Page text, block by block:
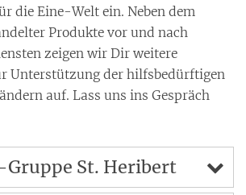
die Eine-Welt ein. Neben dem
Produkte vor und nach
zeigen wir Dir weitere
Unterstützung der hilfsbedürftigen
auf. Lass uns ins Gespräch
St. Heribert